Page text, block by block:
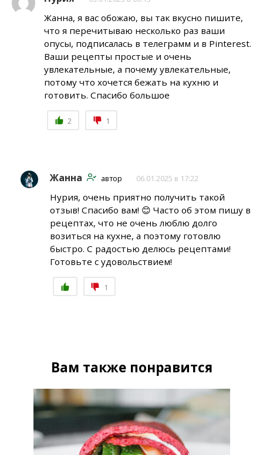
Жанна, я вас обожаю, вы так вкусно пишите,
что я перечитываю несколько раз ваши
опусы, подписалась в телеграмм и в Pinterest.
Ваши рецепты простые и очень
увлекательные, а почему увлекательные,
потому что хочется бежать на кухню и
готовить. Спасибо большое
2 1
Жанна автор 06.01.2025 в 17:22
Нурия, очень приятно получить такой
отзыв! Спасибо вам! 😊 Часто об этом пишу в
рецептах, что не очень люблю долго
возиться на кухне, а поэтому готовлю
быстро. С радостью делюсь рецептами!
Готовьте с удовольствием!
1
Вам также понравится